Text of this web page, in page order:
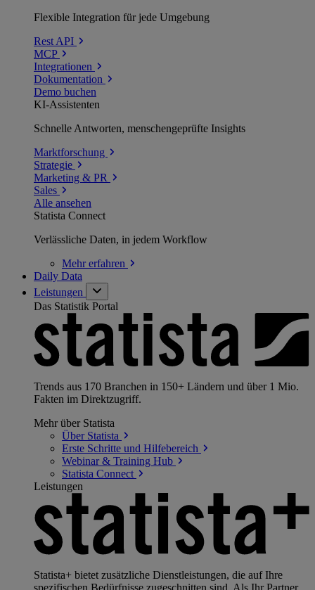
Flexible Integration für jede Umgebung
Rest API
MCP
Integrationen
Dokumentation
Demo buchen
KI-Assistenten
Schnelle Antworten, menschengeprüfte Insights
Marktforschung
Strategie
Marketing & PR
Sales
Alle ansehen
Statista Connect
Verlässliche Daten, in jedem Workflow
Mehrerfahren
Daily Data
Leistungen
Das Statistik Portal
Trends aus 170 Branchen in 150+ Ländern und über 1 Mio.
Fakten im Direktzugriff.
Mehr über Statista
Über Statista
Erste Schritte und Hilfebereich
Webinar & Training Hub
Statista Connect
Leistungen
Statista+ bietet zusätzliche Dienstleistungen, die auf Ihre
spezifischen Bedürfnisse zugeschnitten sind. Als Ihr Partner